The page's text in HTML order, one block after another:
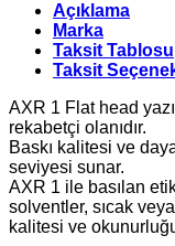
Açıklama
Marka
Taksit Tablosu
Taksit
AXR 1 Flat head
rekabetçi olanıdır.
Baskı kalitesi ve
seviyesi sunar.
AXR 1 ile basılan
solventler, sıcak
kalitesi ve